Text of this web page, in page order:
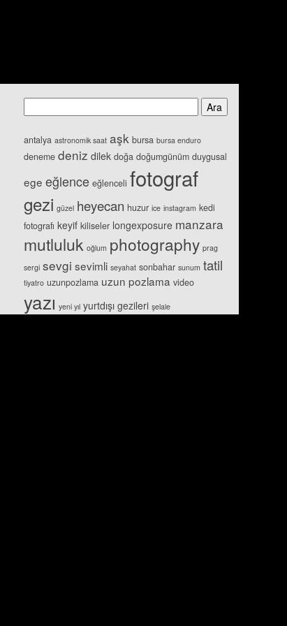
antalya astronomik saat aşk bursa bursa enduro
deneme deniz dilek doğa doğumgünüm duygusal
ege eğlence eğlenceli fotograf
gezi güzel heyecan huzur ice instagram kedi
fotografı keyif kiliseler longexposure manzara
mutluluk oğlum photography prag
sergi sevgi sevimli seyahat sonbahar sunum tatil
tiyatro uzunpozlama uzun pozlama video
yazı yeni yıl yurtdışı gezileri şelale